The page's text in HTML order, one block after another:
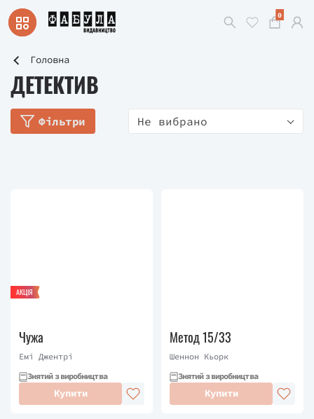
0
Головна
ДЕТЕКТИВ
Фільтри Не вибрано
АКЦІЯ
Чужа
Емі Джентрі
Знятий з виробництва
Купити
Метод 15/33
Шеннон Кьорк
Знятий з виробництва
Купити